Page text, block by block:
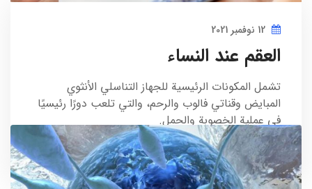
العقم عند النساء
تشمل المكونات الرئيسية للجهاز التناسلي الأنثوي
المبايض وقناتي فالوب والرحم، والتي تلعب دورًا رئيسيًا
في عملية الخصوبة والحمل.
المدير
0